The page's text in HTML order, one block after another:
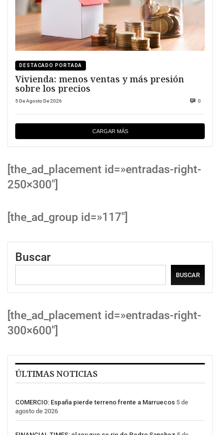
DESTACADO PORTADA
Vivienda: menos ventas y más presión
sobre los precios
5 De Agosto De 2026 0
CARGAR MÁS
[the_ad_placement id=»entradas-right-
250×300″]
[the_ad_group id=»117″]
Buscar
BUSCAR
[the_ad_placement id=»entradas-right-
300×600″]
ÚLTIMAS NOTICIAS
COMERCIO: España pierde terreno frente a Marruecos 5 de
agosto de 2026